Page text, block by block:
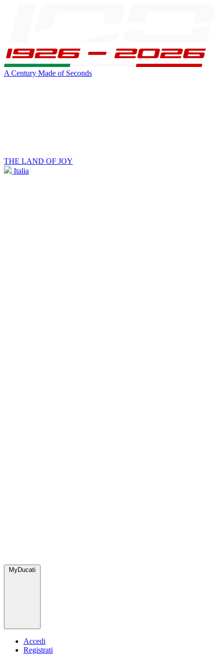
A Century Made of Seconds
THE LAND OF JOY
Italia
MyDucati
Accedi
Registrati